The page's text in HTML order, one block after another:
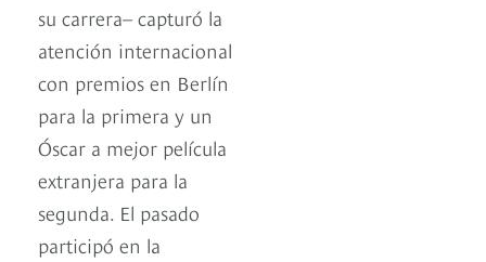
su carrera– capturó la
atención internacional
con premios en Berlín
para la primera y un
Óscar a mejor película
extranjera para la
segunda. El pasado
participó en la